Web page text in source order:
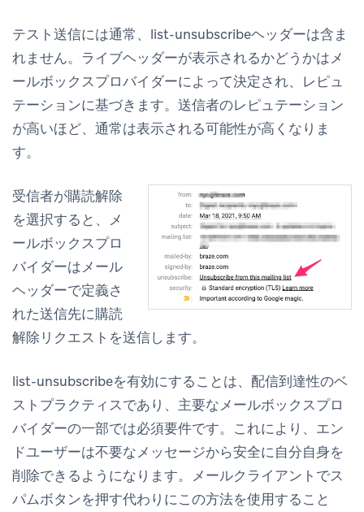
テスト送信には通常、list-unsubscribeヘッダーは含ま
れません。ライブヘッダーが表示されるかどうかはメ
ールボックスプロバイダーによって決定され、レピュ
テーションに基づきます。送信者のレピュテーション
が高いほど、通常は表示される可能性が高くなりま
す。
受信者が購読解除
を選択すると、メ
ールボックスプロ
バイダーはメール
ヘッダーで定義さ
れた送信先に購読
解除リクエストを送信します。
list-unsubscribeを有効にすることは、配信到達性のベ
ストプラクティスであり、主要なメールボックスプロ
バイダーの一部では必須要件です。これにより、エン
ドユーザーは不要なメッセージから安全に自分自身を
削除できるようになります。メールクライアントでス
パムボタンを押す代わりにこの方法を使用すること